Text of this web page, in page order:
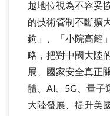
越地位視為不容妥
的技術管制不斷擴
鉤」、「小院高籬
略，把對中國大陸
展、國家安全真正
體、AI、5G、量子
大陸發展、提升美